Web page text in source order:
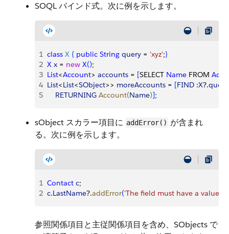
SOQL バインド式。次に例を示します。
1 class X { public String query = 'xyz';}
2 X x = new X();
3 List<Account> accounts = [SELECT Name FROM
4 List<List<SObject>> moreAccounts = [FIND :X?.query
5
    RETURNING
Account(Name)];
sObject スカラー項目に addError() が含まれ
る。次に例を示します。
1 Contact c;
2 c.LastName?.addError('The field must have a value'
参照関係項目と主従関係項目を含め、SObjects で